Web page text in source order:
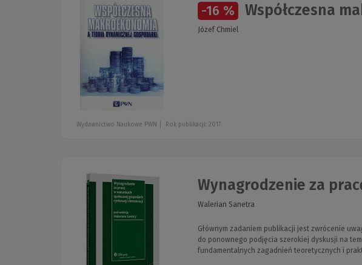
-16 % Współczesna
Józef Chmiel
Wydawnictwo Naukowe PWN Rok publikacji: 2017
Wynagrodzenie za
Walerian Sanetra
Głównym zadaniem publikacji jest zwrócenie
do ponownego podjęcia szerokiej dyskusji na
fundamentalnych zagadnień teoretycznych i